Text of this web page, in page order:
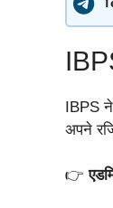
IBPS
अपने
👉